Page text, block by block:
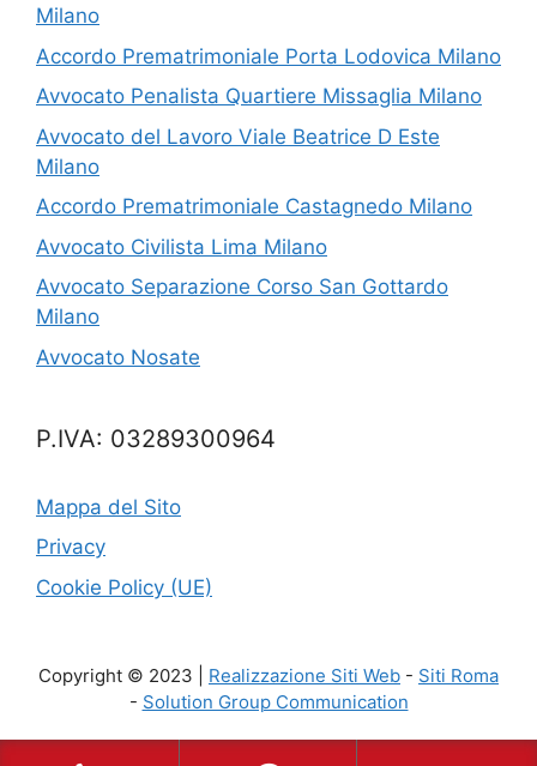
Milano
Accordo Prematrimoniale Porta Lodovica Milano
Avvocato Penalista Quartiere Missaglia Milano
Avvocato del Lavoro Viale Beatrice D Este
Milano
Accordo Prematrimoniale Castagnedo Milano
Avvocato Civilista Lima Milano
Avvocato Separazione Corso San Gottardo
Milano
Avvocato Nosate
P.IVA: 03289300964
Mappa del Sito
Privacy
Cookie Policy (UE)
Copyright © 2023 | Realizzazione Siti Web - Siti Roma
- Solution Group Communication